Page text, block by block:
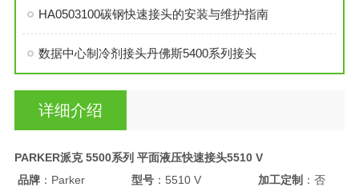
HA0503100碳钢快速接头的安装与维护指南
数据中心制冷剂接头丹佛斯5400系列接头
详细介绍
PARKER派克 5500系列 平面液压快速接头5510 V
品牌：Parker 型号：5510 V 加工定制：否